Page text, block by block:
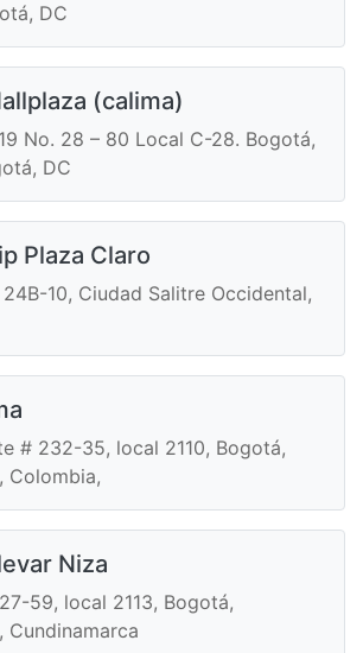
DC
(calima)
No. 28 – 80 Local C-28. Bogotá,
DC
Plaza Claro
10, Ciudad Salitre Occidental,
# 232-35, local 2110, Bogotá,
Colombia,
Niza
59, local 2113, Bogotá,
Cundinamarca